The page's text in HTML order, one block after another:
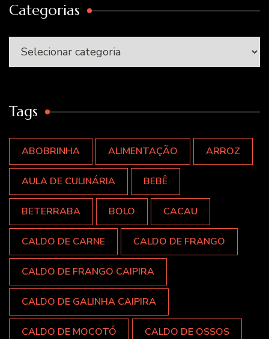
Categorias
Categorias
Tags
ABOBRINHA ALIMENTAÇÃO ARROZ
AULA DE CULINÁRIA BEBÊ
BETERRABA BOLO CACAU
CALDO DE CARNE CALDO DE FRANGO
CALDO DE FRANGO CAIPIRA
CALDO DE GALINHA CAIPIRA
CALDO DE MOCOTÓ CALDO DE OSSOS